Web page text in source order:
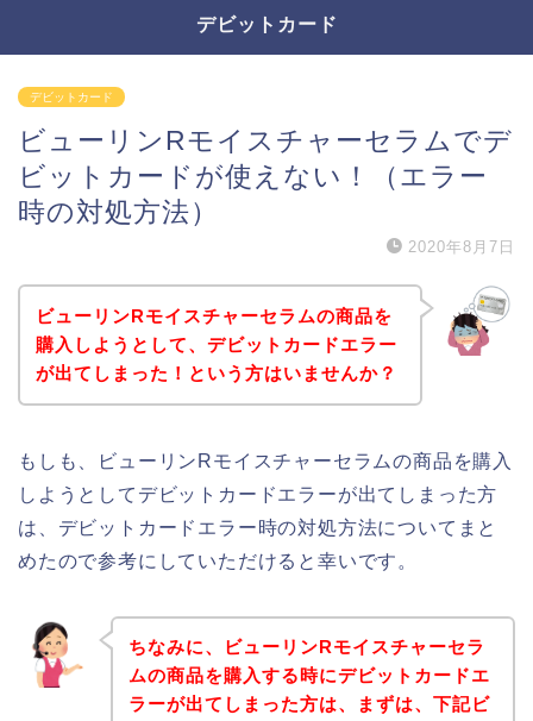
デビットカード
デビットカード
ビューリンRモイスチャーセラムでデ
ビットカードが使えない！（エラー
時の対処方法）
2020年8月7日
ビューリンRモイスチャーセラムの商品を
購入しようとして、デビットカードエラー
が出てしまった！という方はいませんか？
もしも、ビューリンRモイスチャーセラムの商品を購入
しようとしてデビットカードエラーが出てしまった方
は、デビットカードエラー時の対処方法についてまと
めたので参考にしていただけると幸いです。
ちなみに、ビューリンRモイスチャーセラ
ムの商品を購入する時にデビットカードエ
ラーが出てしまった方は、まずは、下記ビ